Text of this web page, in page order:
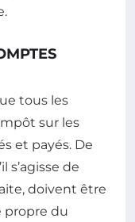
tous les
sur les
et payés. De
s’agisse de
doivent être
propre du